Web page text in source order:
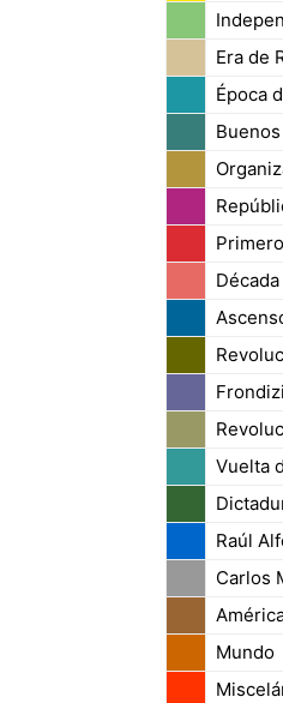
Era de
Época
Vuelta
Raúl
Carlos
Mundo